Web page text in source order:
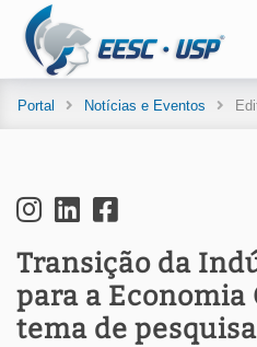
Portal Notícias e Eventos
Transição da
para a Economia
tema de pesquisa